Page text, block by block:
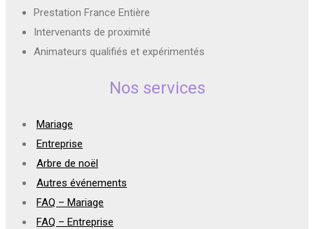
Prestation France Entière
Intervenants de proximité
Animateurs qualifiés et expérimentés
Nos services
Mariage
Entreprise
Arbre de noël
Autres événements
FAQ – Mariage
FAQ – Entreprise